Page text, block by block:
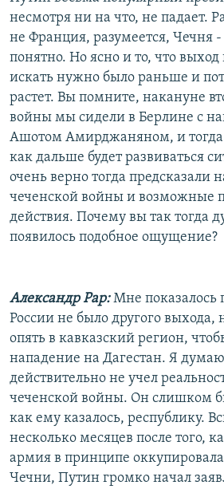
несмотря ни на что, не падает.
не Франция, разумеется, Чечня
понятно. Но ясно и то, что выход
искать нужно было раньше и
растет. Вы помните, накануне
войны мы сидели в Берлине с
Ашотом Амирджаняном, и тогда
как дальше будет развиваться
очень верно тогда предсказали
чеченской войны и возможные
действия. Почему вы так тогда
появилось подобное ощущение?
Александр Рар:Мне показалось
России не было другого выхода,
опять в кавказский регион,
нападение на Дагестан. Я
действительно не учел
чеченской войны. Он слишком
как ему казалось, республику.
несколько месяцев после того,
армия в принципе
Чечни, Путин громко начал